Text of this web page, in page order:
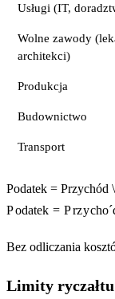
Usługi (IT,
Wolne zawody
architekci)
Produkcja
Budownictwo
Transport
Podatek = Przychód
Podatek = Przychoˊ
Bez odliczania
Limity ryczałtu